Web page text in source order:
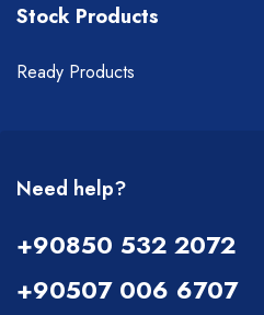
Stock Products
Ready Products
Need help?
+90850 532 2072
+90507 006 6707